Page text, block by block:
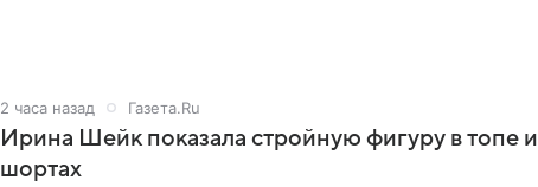
2 часа назад Газета.Ru
Ирина Шейк показала стройную фигуру в топе
шортах